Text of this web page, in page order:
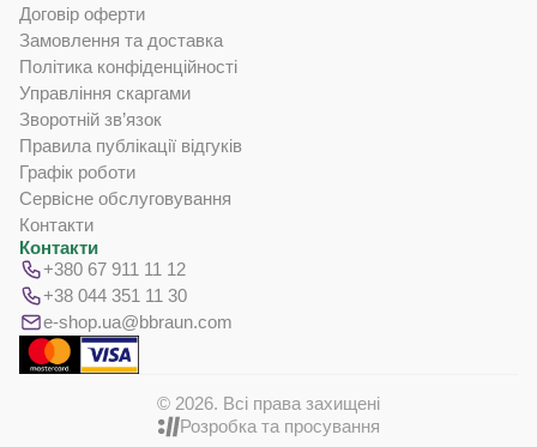
Договір оферти
Замовлення та доставка
Політика конфіденційності
Управління скаргами
Зворотній зв’язок
Правила публікації відгуків
Графік роботи
Сервісне обслуговування
Контакти
Контакти
+380 67 911 11 12
+38 044 351 11 30
e-shop.ua@bbraun.com
© 2026. Всі права захищені
Розробка та просування